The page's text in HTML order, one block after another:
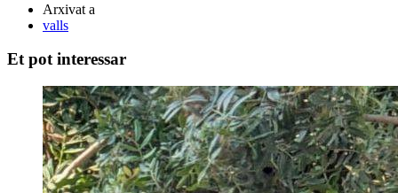
Arxivat a
valls
Et pot interessar